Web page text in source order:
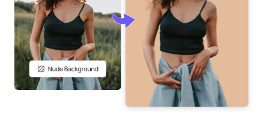
KI-Hintergrundgenerator
Online-Hintergrundwechsler
Bildrechte
PDF online komprimieren
PDF-Datei online zusammenführen
Konvertieren Sie PDF online in Word